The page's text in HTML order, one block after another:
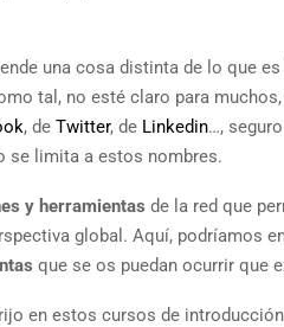
una cosa distinta de lo que es
tal, no esté claro para
, de Twitter, de Linkedin…,
se limita a estos nombres.
y herramientas de la red que
global. Aquí, podríamos
que se os puedan ocurrir que
en estos cursos de